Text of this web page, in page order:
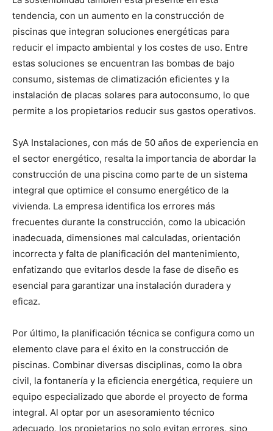
tendencia, con un aumento en la construcción de
piscinas que integran soluciones energéticas para
reducir el impacto ambiental y los costes de uso. Entre
estas soluciones se encuentran las bombas de bajo
consumo, sistemas de climatización eficientes y la
instalación de placas solares para autoconsumo, lo que
permite a los propietarios reducir sus gastos operativos.
SyA Instalaciones, con más de 50 años de experiencia en
el sector energético, resalta la importancia de abordar la
construcción de una piscina como parte de un sistema
integral que optimice el consumo energético de la
vivienda. La empresa identifica los errores más
frecuentes durante la construcción, como la ubicación
inadecuada, dimensiones mal calculadas, orientación
incorrecta y falta de planificación del mantenimiento,
enfatizando que evitarlos desde la fase de diseño es
esencial para garantizar una instalación duradera y
eficaz.
Por último, la planificación técnica se configura como un
elemento clave para el éxito en la construcción de
piscinas. Combinar diversas disciplinas, como la obra
civil, la fontanería y la eficiencia energética, requiere un
equipo especializado que aborde el proyecto de forma
integral. Al optar por un asesoramiento técnico
adecuado, los propietarios no solo evitan errores, sino